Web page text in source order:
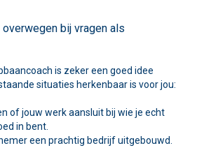
bij vragen als
is zeker een goed idee
situaties herkenbaar is voor jou:
of jouw werk aansluit bij wie je echt
in bent.
een prachtig bedrijf uitgebouwd.